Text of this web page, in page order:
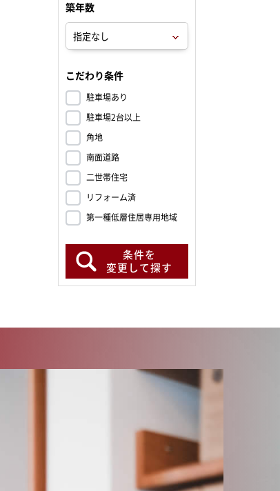
築年数
こだわり条件
駐車場あり
駐車場2台以上
角地
南面道路
二世帯住宅
リフォーム済
第一種低層住居専用地域
条件を
変更して探す